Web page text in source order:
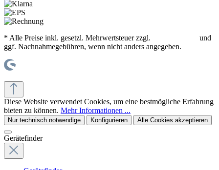
* Alle Preise inkl. gesetzl. Mehrwertsteuer zzgl.
und
ggf. Nachnahmegebühren, wenn nicht anders angegeben.
Diese Website verwendet Cookies, um eine bestmögliche Erfahrung
bieten zu können. Mehr Informationen ...
Nur technisch notwendige Konfigurieren Alle Cookies akzeptieren
Gerätefinder